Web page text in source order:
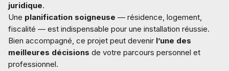
juridique.
Une planification soigneuse — résidence, logement,
fiscalité — est indispensable pour une installation réussie.
Bien accompagné, ce projet peut devenir l’une des
meilleures décisions de votre parcours personnel et
professionnel.